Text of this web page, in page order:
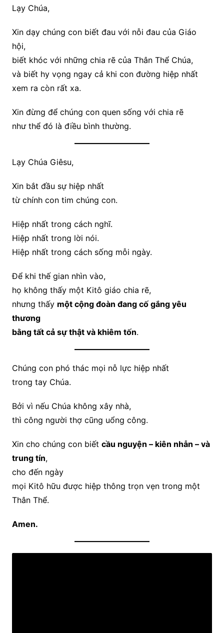
Lạy Chúa,
Xin dạy chúng con biết đau với nỗi đau của Giáo
hội,
biết khóc với những chia rẽ của Thân Thể Chúa,
và biết hy vọng ngay cả khi con đường hiệp nhất
xem ra còn rất xa.
Xin đừng để chúng con quen sống với chia rẽ
như thể đó là điều bình thường.
Lạy Chúa Giêsu,
Xin bắt đầu sự hiệp nhất
từ chính con tim chúng con.
Hiệp nhất trong cách nghĩ.
Hiệp nhất trong lời nói.
Hiệp nhất trong cách sống mỗi ngày.
Để khi thế gian nhìn vào,
họ không thấy một Kitô giáo chia rẽ,
nhưng thấy một cộng đoàn đang cố gắng yêu
thương
bằng tất cả sự thật và khiêm tốn.
Chúng con phó thác mọi nỗ lực hiệp nhất
trong tay Chúa.
Bởi vì nếu Chúa không xây nhà,
thì công người thợ cũng uổng công.
Xin cho chúng con biết cầu nguyện – kiên nhẫn – và
trung tín,
cho đến ngày
mọi Kitô hữu được hiệp thông trọn vẹn trong một
Thân Thể.
Amen.